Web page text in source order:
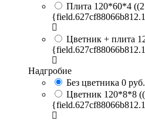
Плита 120*60*4
Цветник + плита
Надгробие
Без цветника 0 руб.
Цветник 120*8*8